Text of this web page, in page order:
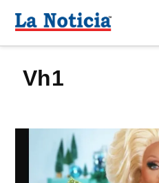
Para mantenerte
contenido
vh1